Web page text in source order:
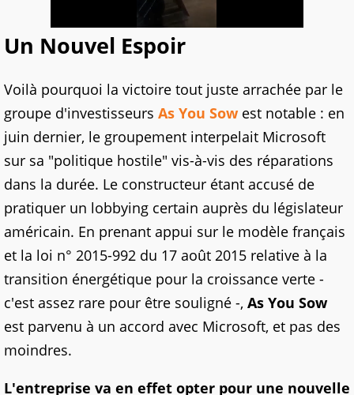
Un Nouvel Espoir
Voilà pourquoi la victoire tout juste arrachée par le
groupe d'investisseurs As You Sow est notable : en
juin dernier, le groupement interpelait Microsoft
sur sa "politique hostile" vis-à-vis des réparations
dans la durée. Le constructeur étant accusé de
pratiquer un lobbying certain auprès du législateur
américain. En prenant appui sur le modèle français
et la loi n° 2015-992 du 17 août 2015 relative à la
transition énergétique pour la croissance verte -
c'est assez rare pour être souligné -, As You Sow
est parvenu à un accord avec Microsoft, et pas des
moindres.
L'entreprise va en effet opter pour une nouvelle